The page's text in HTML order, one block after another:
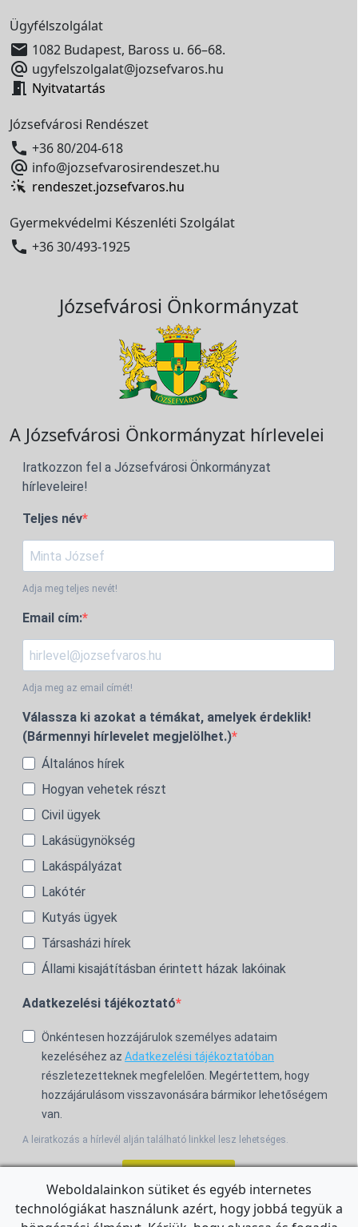
Ügyfélszolgálat
 1082 Budapest, Baross u. 66–68.
 ugyfelszolgalat@jozsefvaros.hu
 Nyitvatartás
Józsefvárosi Rendészet
 +36 80/204-618
 info@jozsefvarosirendeszet.hu
rendeszet.jozsefvaros.hu
Gyermekvédelmi Készenléti Szolgálat
 +36 30/493-1925
Józsefvárosi Önkormányzat
A Józsefvárosi Önkormányzat hírlevelei
Iratkozzon fel a Józsefvárosi Önkormányzat
hírleveleire!
Teljes név
Adja meg teljes nevét!
Email cím:
Adja meg az email címét!
Válassza ki azokat a témákat, amelyek érdeklik!
(Bármennyi hírlevelet megjelölhet.)
Általános hírek
Hogyan vehetek részt
Civil ügyek
Lakásügynökség
Lakáspályázat
Lakótér
Kutyás ügyek
Társasházi hírek
Állami kisajátításban érintett házak lakóinak
Adatkezelési tájékoztató
Önkéntesen hozzájárulok személyes adataim
kezeléséhez az Adatkezelési tájékoztatóban
részletezetteknek megfelelően. Megértettem, hogy
hozzájárulásom visszavonására bármikor lehetőségem
van.
A leiratkozás a hírlevél alján található linkkel lesz lehetséges.
For the English Newsletter, clickHERE.
Weboldalainkon sütiket és egyéb internetes
technológiákat használunk azért, hogy jobbá tegyük a